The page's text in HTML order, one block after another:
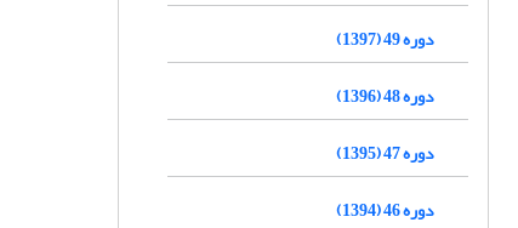
دوره 49 (1397)
دوره 48 (1396)
دوره 47 (1395)
دوره 46 (1394)